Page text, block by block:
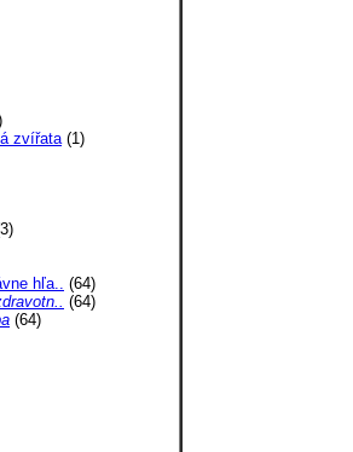
zvířata(1)
hľa.. (64)
(64)
(64)